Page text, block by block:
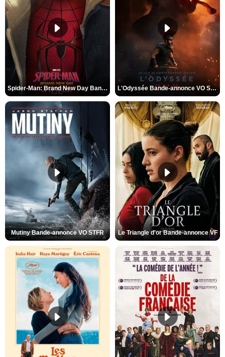
Spider-Man: Brand New Day Bande-annonce VO STFR L'Odyssée Bande-annonce VO STFR
Mutiny Bande-annonce VO STFR Le Triangle d'or Bande-annonce VF